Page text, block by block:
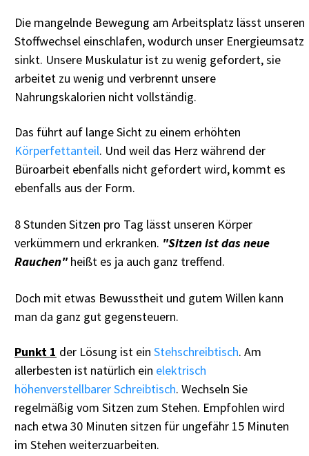
Die mangelnde Bewegung am Arbeitsplatz lässt unseren
Stoffwechsel einschlafen, wodurch unser Energieumsatz
sinkt. Unsere Muskulatur ist zu wenig gefordert, sie
arbeitet zu wenig und verbrennt unsere
Nahrungskalorien nicht vollständig.
Das führt auf lange Sicht zu einem erhöhten
Körperfettanteil. Und weil das Herz während der
Büroarbeit ebenfalls nicht gefordert wird, kommt es
ebenfalls aus der Form.
8 Stunden Sitzen pro Tag lässt unseren Körper
verkümmern und erkranken. "Sitzen ist das neue
Rauchen"heißt es ja auch ganz treffend.
Doch mit etwas Bewusstheit und gutem Willen kann
man da ganz gut gegensteuern.
Punkt 1 der Lösung ist ein Stehschreibtisch. Am
allerbesten ist natürlich ein elektrisch
höhenverstellbarer Schreibtisch. Wechseln Sie
regelmäßig vom Sitzen zum Stehen. Empfohlen wird
nach etwa 30 Minuten sitzen für ungefähr 15 Minuten
im Stehen weiterzuarbeiten.